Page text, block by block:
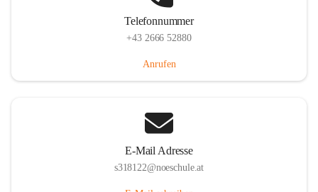
Telefonnummer
+43 2666 52880
Anrufen
E-Mail Adresse
s318122@noeschule.at